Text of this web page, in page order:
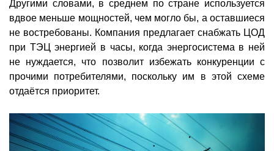
Другими словами, в среднем по стране используется
вдвое меньше мощностей, чем могло бы, а оставшиеся
не востребованы. Компания предлагает снабжать ЦОД
при ТЭЦ энергией в часы, когда энергосистема в ней
не нуждается, что позволит избежать конкуренции с
прочими потребителями, поскольку им в этой схеме
отдаётся приоритет.